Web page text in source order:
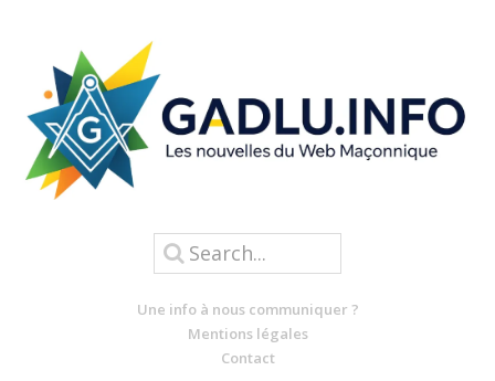
Une info à nous communiquer ?
Mentions légales
Contact